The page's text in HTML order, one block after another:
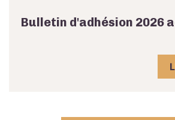
Bulletin d'adhésion 2026